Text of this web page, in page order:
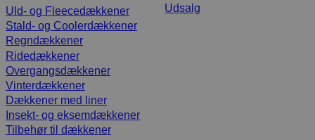
Uld- og Fleecedækkener
Stald- og Coolerdækkener
Regndækkener
Ridedækkener
Overgangsdækkener
Vinterdækkener
Dækkener med liner
Insekt- og eksemdækkener
Tilbehør til dækkener
Udsalg